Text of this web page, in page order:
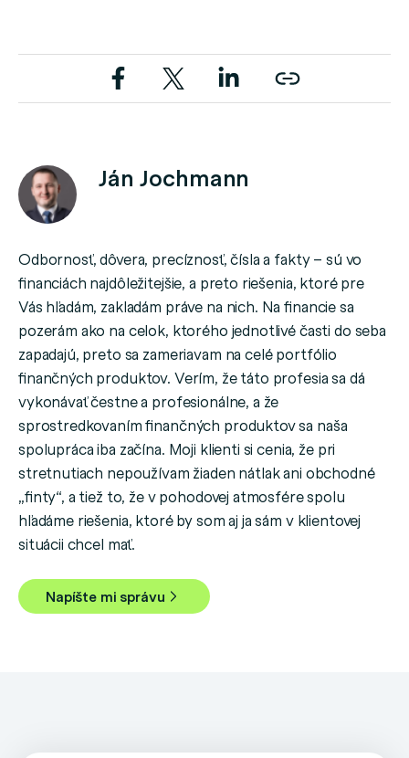
Ján Jochmann
Odbornosť, dôvera, precíznosť, čísla a fakty – sú vo
financiách najdôležitejšie, a preto riešenia, ktoré pre
Vás hľadám, zakladám práve na nich. Na financie sa
pozerám ako na celok, ktorého jednotlivé časti do seba
zapadajú, preto sa zameriavam na celé portfólio
finančných produktov. Verím, že táto profesia sa dá
vykonávať čestne a profesionálne, a že
sprostredkovaním finančných produktov sa naša
spolupráca iba začína. Moji klienti si cenia, že pri
stretnutiach nepoužívam žiaden nátlak ani obchodné
„finty“, a tiež to, že v pohodovej atmosfére spolu
hľadáme riešenia, ktoré by som aj ja sám v klientovej
situácii chcel mať.
Napíšte mi správu